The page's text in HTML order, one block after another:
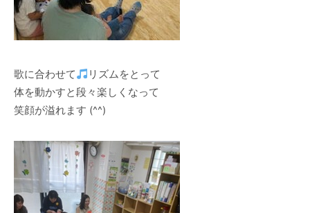
歌に合わせて
リズムをとって
体を動かすと段々楽しくなって
笑顔が溢れます (^^)